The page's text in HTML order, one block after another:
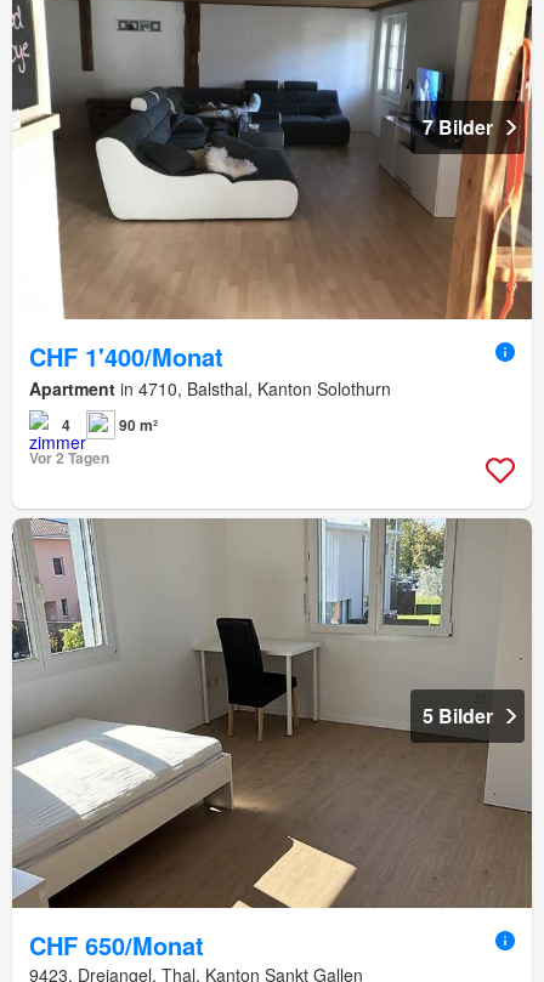
7 Bilder
CHF 1'400/Monat
Apartment in 4710, Balsthal, Kanton Solothurn
4
90 m²
Vor 2 Tagen
5 Bilder
CHF 650/Monat
9423, Dreiangel, Thal, Kanton Sankt Gallen